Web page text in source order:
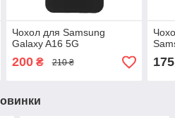
Чохол для Samsung
Galaxy A16 5G
200₴ 210 ₴ 175